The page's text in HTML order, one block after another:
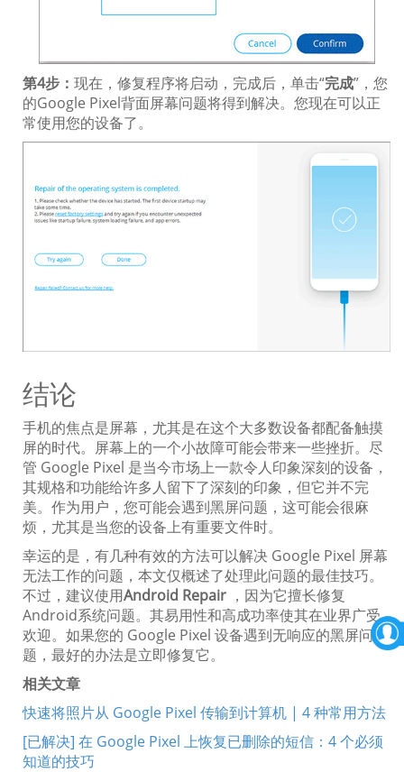
第4步： 现在，修复程序将启动，完成后，单击“完成”，您
的Google Pixel背面屏幕问题将得到解决。您现在可以正
常使用您的设备了。
结论
手机的焦点是屏幕，尤其是在这个大多数设备都配备触摸
屏的时代。屏幕上的一个小故障可能会带来一些挫折。尽
管 Google Pixel 是当今市场上一款令人印象深刻的设备，
其规格和功能给许多人留下了深刻的印象，但它并不完
美。作为用户，您可能会遇到黑屏问题，这可能会很麻
烦，尤其是当您的设备上有重要文件时。
幸运的是，有几种有效的方法可以解决 Google Pixel 屏幕
无法工作的问题，本文仅概述了处理此问题的最佳技巧。
不过，建议使用Android Repair ，因为它擅长修复
Android系统问题。其易用性和高成功率使其在业界广受
欢迎。如果您的 Google Pixel 设备遇到无响应的黑屏问
题，最好的办法是立即修复它。
相关文章
快速将照片从 Google Pixel 传输到计算机 | 4 种常用方法
[已解决] 在 Google Pixel 上恢复已删除的短信：4 个必须
知道的技巧